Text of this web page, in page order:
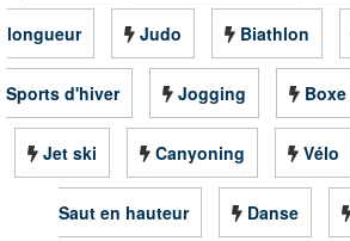
longueur Judo Biathlon
Sports d'hiver Jogging Boxe
Jet ski Canyoning Vélo
Saut en hauteur Danse